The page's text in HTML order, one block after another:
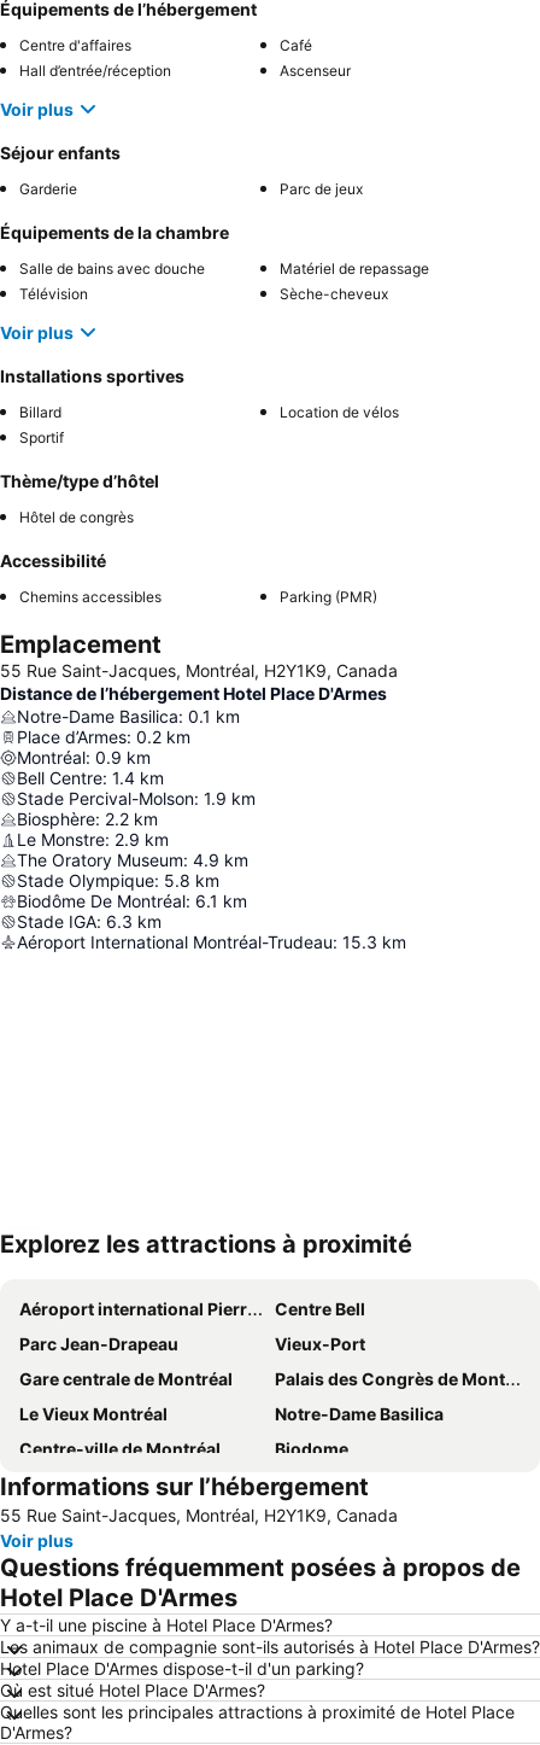
Équipements de l’hébergement
Centre d'affaires
Café
Hall d’entrée/réception
Ascenseur
Voir plus
Séjour enfants
Garderie Parc de jeux
Équipements de la chambre
Salle de bains avec douche
Matériel de repassage
Télévision
Sèche-cheveux
Voir plus
Installations sportives
Billard
Location de vélos
Sportif
Thème/type d’hôtel
Hôtel de congrès
Accessibilité
Chemins accessibles Parking (PMR)
Emplacement
55 Rue Saint-Jacques, Montréal, H2Y1K9, Canada
Distance de l’hébergement Hotel Place D'Armes
Notre-Dame Basilica: 0.1 km
Place d’Armes: 0.2 km
Montréal: 0.9 km
Bell Centre: 1.4 km
Stade Percival-Molson: 1.9 km
Biosphère: 2.2 km
Le Monstre: 2.9 km
The Oratory Museum: 4.9 km
Stade Olympique: 5.8 km
Biodôme De Montréal: 6.1 km
Stade IGA: 6.3 km
Aéroport International Montréal-Trudeau: 15.3 km
Explorez les attractions à proximité
Aéroport international Pierre-Elliott-Trudeau de Montréal
Centre Bell
Parc Jean-Drapeau
Vieux-Port
Gare centrale de Montréal
Palais des Congrès de Montreal
Le Vieux Montréal
Notre-Dame Basilica
Centre-ville de Montréal
Biodome
Université de McGill
Parc de loisirs La Ronde
Casino de Montréal
Le Village
Parc Olympique
Boulevard St-Laurent
La Ronde
Sainte Catherine
Cicuit Gilles Villeneuve
Parc du Mont Royal
Marché Jean Talon
Jardin Botanique de Montréal
Place Ville-Marie
Informations sur l’hébergement
55 Rue Saint-Jacques, Montréal, H2Y1K9, Canada
Voir plus
Questions fréquemment posées à propos de
Hotel Place D'Armes
Y a-t-il une piscine à Hotel Place D'Armes?
Les animaux de compagnie sont-ils autorisés à Hotel Place D'Armes?
Hotel Place D'Armes dispose-t-il d'un parking?
Où est situé Hotel Place D'Armes?
Quelles sont les principales attractions à proximité de Hotel Place
D'Armes?